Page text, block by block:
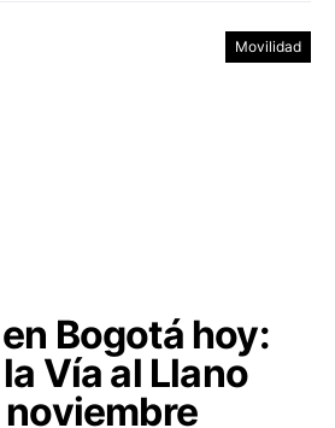
Movilidad
Bogotá hoy:
Vía al Llano
noviembre